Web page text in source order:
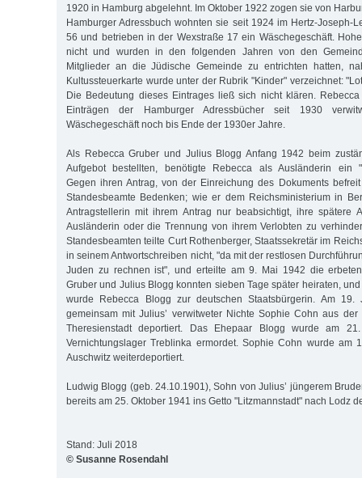
1920 in Hamburg abgelehnt. Im Oktober 1922 zogen sie von
Hamburger Adressbuch wohnten sie seit 1924 im Hertz-Joseph-
56 und betrieben in der Wexstraße 17 ein Wäschegeschäft.
nicht und wurden in den folgenden Jahren von den
Mitglieder an die Jüdische Gemeinde zu entrichten hatten,
Kultussteuerkarte wurde unter der Rubrik "Kinder" verzeichnet:
Die Bedeutung dieses Eintrages ließ sich nicht klären.
Einträgen der Hamburger Adressbücher seit 1930
Wäschegeschäft noch bis Ende der 1930er Jahre.
Als Rebecca Gruber und Julius Blogg Anfang 1942 beim
Aufgebot bestellten, benötigte Rebecca als Ausländerin ein
Gegen ihren Antrag, von der Einreichung des Dokuments
Standesbeamte Bedenken; wie er dem Reichsministerium in
Antragstellerin mit ihrem Antrag nur beabsichtigt, ihre spätere
Ausländerin oder die Trennung von ihrem Verlobten zu
Standesbeamten teilte Curt Rothenberger, Staatssekretär im
in seinem Antwortschreiben nicht, "da mit der restlosen
Juden zu rechnen ist", und erteilte am 9. Mai 1942 die
Gruber und Julius Blogg konnten sieben Tage später heiraten,
wurde Rebecca Blogg zur deutschen Staatsbürgerin. Am
gemeinsam mit Julius’ verwitweter Nichte Sophie Cohn aus der
Theresienstadt deportiert. Das Ehepaar Blogg wurde am
Vernichtungslager Treblinka ermordet. Sophie Cohn wurde am
Auschwitz weiterdeportiert.
Ludwig Blogg (geb. 24.10.1901), Sohn von Julius’ jüngerem
bereits am 25. Oktober 1941 ins Getto "Litzmannstadt" nach Lodz
Stand: Juli 2018
© Susanne Rosendahl